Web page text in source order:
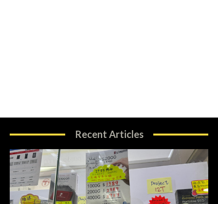
Recent Articles